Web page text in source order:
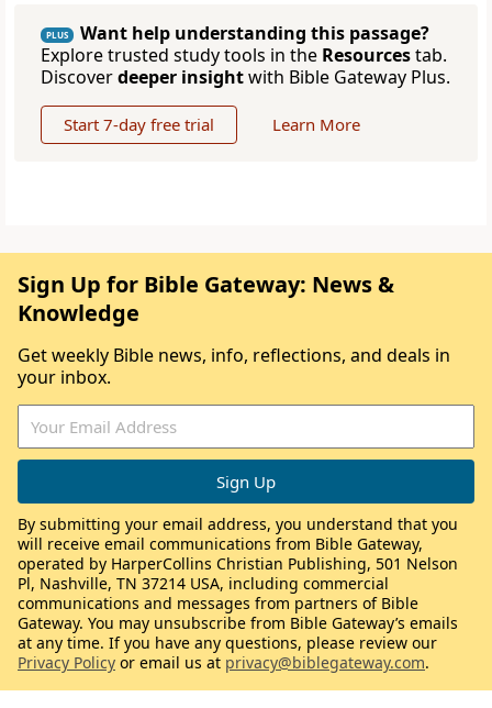
PLUS
Want help understanding this passage?
Explore trusted study tools in the Resourcestab.
Discoverdeeper insightwith Bible Gateway Plus.
Start 7-day free trial Learn More
Sign Up for Bible Gateway: News &
Knowledge
Get weekly Bible news, info, reflections, and deals in
your inbox.
By submitting your email address, you understand that you
will receive email communications from Bible Gateway,
operated by HarperCollins Christian Publishing, 501 Nelson
Pl, Nashville, TN 37214 USA, including commercial
communications and messages from partners of Bible
Gateway. You may unsubscribe from Bible Gateway’s emails
at any time. If you have any questions, please review our
Privacy Policy or email us at privacy@biblegateway.com.